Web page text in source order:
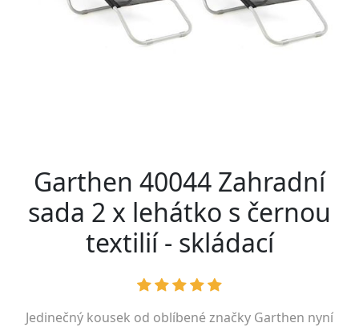
Garthen 40044 Zahradní
sada 2 x lehátko s černou
textilií - skládací
Jedinečný kousek od oblíbené značky Garthen nyní